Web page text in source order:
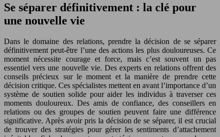
Se séparer définitivement : la clé pour
une nouvelle vie
Dans le domaine des relations, prendre la décision de se séparer
définitivement peut-être l’une des actions les plus douloureuses. Ce
moment nécessite courage et force, mais c’est souvent un pas
essentiel vers une nouvelle vie. Des experts en relations offrent des
conseils précieux sur le moment et la manière de prendre cette
décision critique. Ces spécialistes mettent en avant l’importance d’un
système de soutien solide pour aider les individus à traverser ces
moments douloureux. Des amis de confiance, des conseillers en
relations ou des groupes de soutien peuvent faire une différence
significative. Après avoir pris la décision de se séparer, il est crucial
de trouver des stratégies pour gérer les sentiments d’attachement